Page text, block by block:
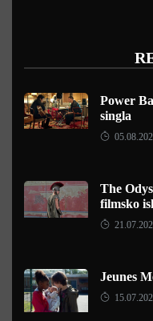
Power
singla
The
filmsko
Jeunes